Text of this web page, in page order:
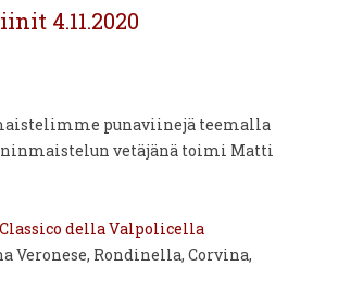
4.11.2020
punaviinejä teemalla
vetäjänä toimi Matti
della Valpolicella
Veronese, Rondinella, Corvina,